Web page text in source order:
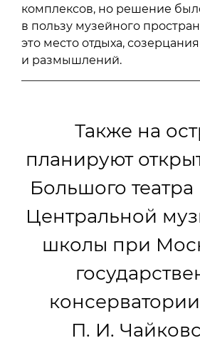
комплексов, но решение
в пользу музейного
это место отдыха, созерцания
и размышлений.
Также на
планируют
Большого
Центральной
школы при
П. И.